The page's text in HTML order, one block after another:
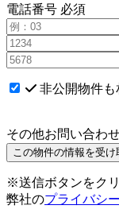
電話番号 必須
非公開物件も
その他お問い合わ
※送信ボタンをク
弊社のプライバシ